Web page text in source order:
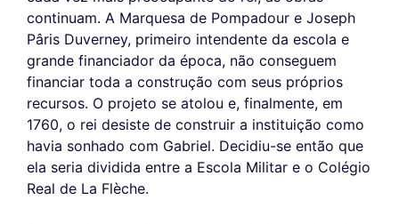
continuam. A Marquesa de Pompadour e Joseph
Pâris Duverney, primeiro intendente da escola e
grande financiador da época, não conseguem
financiar toda a construção com seus próprios
recursos. O projeto se atolou e, finalmente, em
1760, o rei desiste de construir a instituição como
havia sonhado com Gabriel. Decidiu-se então que
ela seria dividida entre a Escola Militar e o Colégio
Real de La Flèche.